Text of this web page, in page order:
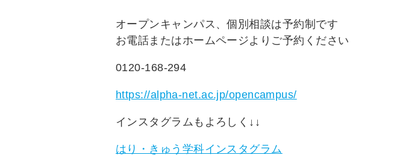
オープンキャンパス、個別相談は予約制です
お電話またはホームページよりご予約ください
0120-168-294
https://alpha-net.ac.jp/opencampus/
インスタグラムもよろしく↓↓
はり・きゅう学科インスタグラム